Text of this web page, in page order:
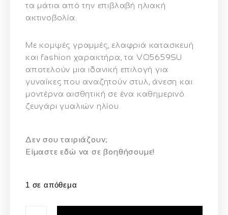
τα μάτια από την επιβλαβή ηλιακή
ακτινοβολία.
Με κομψές γραμμές, ελαφριά κατασκευή
και fashion χαρακτήρα, τα VO5659SU
αποτελούν μια ιδανική επιλογή για
γυναίκες που αναζητούν στυλ, άνεση και
μοντέρνα αισθητική σε ένα καθημερινό
ζευγάρι γυαλιών ηλίου.
Δεν σου ταιριάζουν;
Eίμαστε εδώ να σε βοηθήσουμε!
1 σε απόθεμα